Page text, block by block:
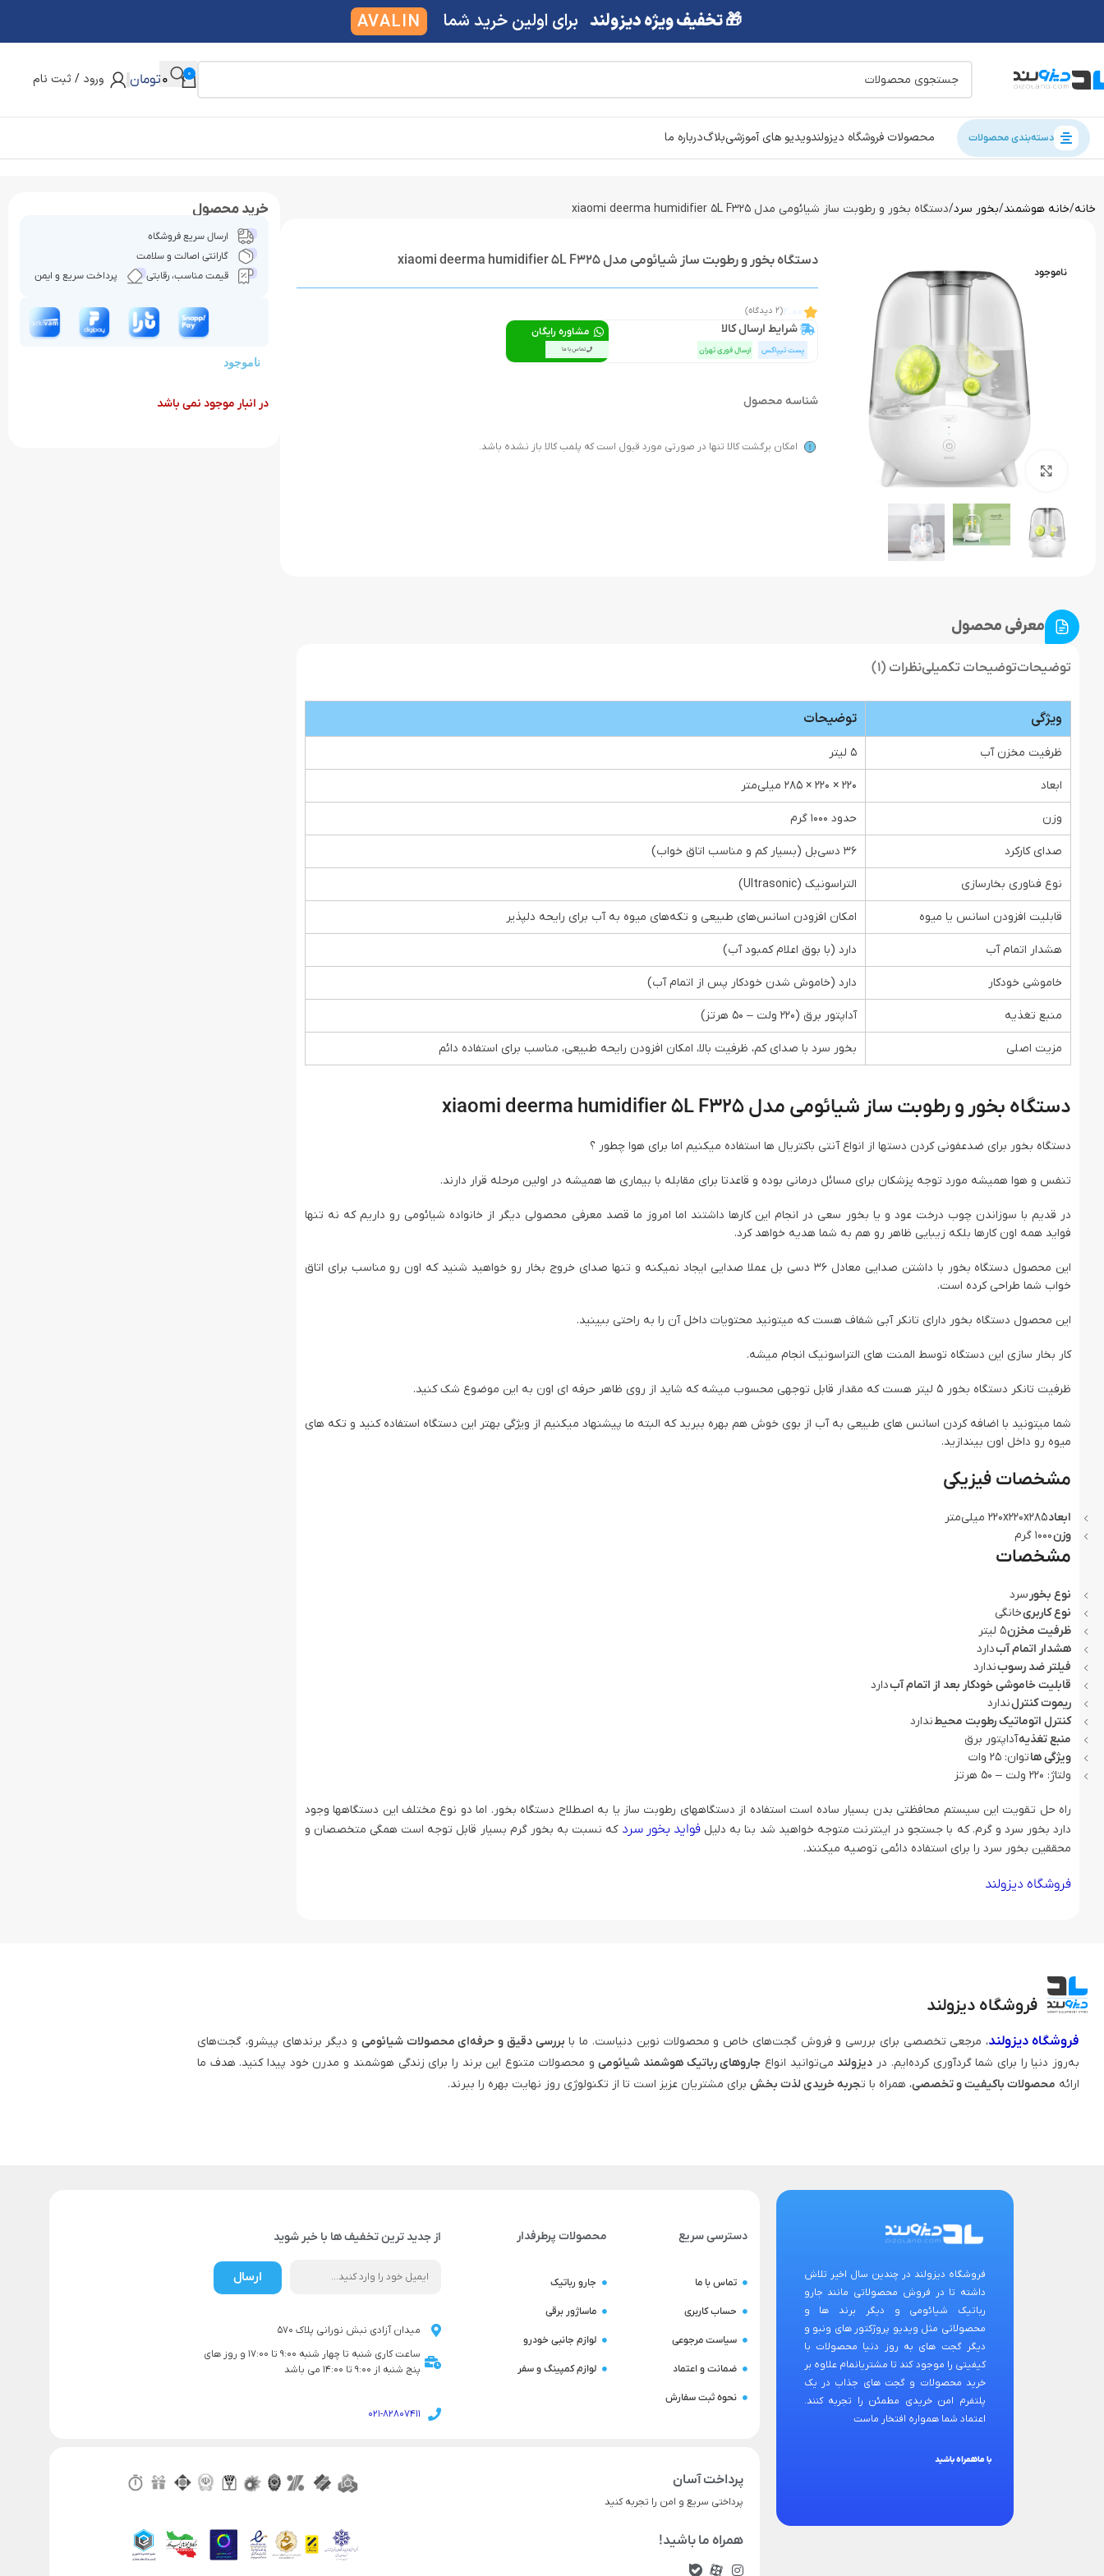
0
0تومان ورود / ثبت نام
دسته‌بندی محصولات محصولات فروشگاه دیزولندویدیو های آموزشیبلاگدرباره ما
خانه خانه هوشمند بخور سرد دستگاه بخور و رطوبت ساز شیائومی مدل xiaomi deerma humidifier 5L F325
ناموجود
بزرگنمایی تصویر
دستگاه بخور و رطوبت ساز شیائومی مدل xiaomi deerma humidifier 5L F325
(2 دیدگاه)
شرایط ارسال کالا
پست تیپاکس ارسال فوری تهران
مشاوره رایگان
تماس با ما
شناسه محصول
امکان برگشت کالا تنها در صورتی مورد قبول است که پلمب کالا باز نشده باشد.
معرفی محصول
توضیحاتتوضیحات تکمیلینظرات (1)
ویژگی توضیحات
ظرفیت مخزن آب 5 لیتر
ابعاد 220 × 220 × 285 میلی‌متر
وزن حدود 1000 گرم
صدای کارکرد 36 دسی‌بل (بسیار کم و مناسب اتاق خواب)
نوع فناوری بخارسازی التراسونیک (Ultrasonic)
قابلیت افزودن اسانس یا میوه امکان افزودن اسانس‌های طبیعی و تکه‌های میوه به آب برای رایحه دلپذیر
هشدار اتمام آب دارد (با بوق اعلام کمبود آب)
خاموشی خودکار دارد (خاموش شدن خودکار پس از اتمام آب)
منبع تغذیه آداپتور برق (220 ولت – 50 هرتز)
مزیت اصلی بخور سرد با صدای کم، ظرفیت بالا، امکان افزودن رایحه طبیعی، مناسب برای استفاده دائم
دستگاه بخور و رطوبت ساز شیائومی مدل xiaomi deerma humidifier 5L F325
دستگاه بخور برای ضدعفونی کردن دستها از انواع آنتی باکتریال ها استفاده میکنیم اما برای هوا چطور ؟
تنفس و هوا همیشه مورد توجه پزشکان برای مسائل درمانی بوده و قاعدتا برای مقابله با بیماری ها همیشه در اولین مرحله قرار دارند.
در قدیم با سوزاندن چوب درخت عود و یا بخور سعی در انجام این کارها داشتند اما امروز ما قصد معرفی محصولی دیگر از خانواده شیائومی رو داریم که نه تنها
فواید همه اون کارها بلکه زیبایی ظاهر رو هم به شما هدیه خواهد کرد.
این محصول دستگاه بخور با داشتن صدایی معادل ۳۶ دسی بل عملا صدایی ایجاد نمیکنه و تنها صدای خروج بخار رو خواهید شنید که اون رو مناسب برای اتاق
خواب شما طراحی کرده است.
این محصول دستگاه بخور دارای تانکر آبی شفاف هست که میتونید محتویات داخل آن را به راحتی ببینید.
کار بخار سازی این دستگاه توسط المنت های التراسونیک انجام میشه.
ظرفیت تانکر دستگاه بخور ۵ لیتر هست که مقدار قابل توجهی محسوب میشه که شاید از روی ظاهر حرفه ای اون به این موضوع شک کنید.
شما میتونید با اضافه کردن اسانس های طبیعی به آب از بوی خوش هم بهره ببرید که البته ما پیشنهاد میکنیم از ویژگی بهتر این دستگاه استفاده کنید و تکه های
میوه رو داخل اون بیندازید.
مشخصات فیزیکی
ابعاد220x220x285 میلی‌متر
وزن1000 گرم
مشخصات
نوع بخور سرد
نوع کاربریخانگی
ظرفیت مخزن5 لیتر
هشدار اتمام آبدارد
فیلتر ضد رسوبندارد
قابلیت خاموشی خودکار بعد از اتمام آبدارد
ریموت کنترلندارد
کنترل اتوماتیک رطوبت محیطندارد
منبع تغذیهآداپتور برق
ویژگی هاتوان: 25 وات
ولتاژ: 220 ولت – 50 هرتز
راه حل تقویت این سیستم محافظتی بدن بسیار ساده است استفاده از دستگاههای رطوبت ساز یا به اصطلاح دستگاه بخور. اما دو نوع مختلف این دستگاهها وجود
دارد بخور سرد و گرم. که با جستجو در اینترنت متوجه خواهید شد بنا به دلیلفواید بخور سرد که نسبت به بخور گرم بسیار قابل توجه است همگی متخصصان و
محققین بخور سرد را برای استفاده دائمی توصیه میکنند.
فروشگاه دیزولند
خرید محصول
ارسال سریع فروشگاه
گارانتی اصالت و سلامت
قیمت مناسب، رقابتی
پرداخت سریع و ایمن
ناموجود
در انبار موجود نمی باشد
فروشگاه دیزولند
فروشگاه دیزولند، مرجعی تخصصی برای بررسی و فروش گجت‌های خاص و محصولات نوین دنیاست. ما با بررسی دقیق و حرفه‌ای محصولات شیائومی و دیگر برندهای پیشرو، گجت‌های
به‌روز دنیا را برای شما گردآوری کرده‌ایم. در دیزولند می‌توانید انواع جاروهای رباتیک هوشمند شیائومیو محصولات متنوع این برند را برای زندگی هوشمند و مدرن خود پیدا کنید. هدف ما
ارائه محصولات باکیفیت و تخصصی، همراه با تجربه خریدی لذت‌ بخش برای مشتریان عزیز است تا از تکنولوژی روز نهایت بهره را ببرند.
فروشگاه دیزولند در چندین سال اخیر تلاش
داشته تا در فروش محصولاتی مانند جارو
رباتیک شیائومی و دیگر برند ها و
محصولاتی مثل ویدیو پروژکتور های ونبو و
دیگر گجت های به روز دنیا محصولات با
کیفیتی را موجود کند تا مشتریانمام علاوه بر
خرید محصولات و گجت های جذاب در یک
پلتفرم امن خریدی مطمئن را تجربه کنند.
اعتماد شما همواره افتخار ماست
با ماهمراه باشید
دسترسی سریع
تماس با ما
حساب کاربری
سیاست مرجوعی
ضمانت و اعتماد
نحوه ثبت سفارش
محصولات پرطرفدار
جارو رباتیک
ماساژور برقی
لوازم جانبی خودرو
لوازم کمپینگ و سفر
از جدید ترین تخفیف ها با خبر شوید
ارسال
میدان آزادی نبش نورانی پلاک 570
ساعت کاری شنبه تا چهار شنبه 9:00 تا 17:00 و روز های
پنج شنبه از 9:00 تا 14:00 می باشد
021-82807411
پرداخت آسان
پرداختی سریع و امن را تجربه کنید
همراه ما باشید!
🎁 تخفیف ویژه دیزولند برای اولین خرید شما AVALIN